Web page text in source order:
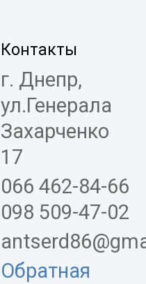
Контакты
г. Днепр,
ул.Генерала
Захарченко
17
066 462-84-66
098 509-47-02
Обратная